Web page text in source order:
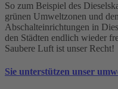
So zum Beispiel des
grünen Umweltzonen und
Abschalteinrichtungen in
den Städten endlich wieder
Saubere Luft ist unser Recht!
Sie unterstützen unser